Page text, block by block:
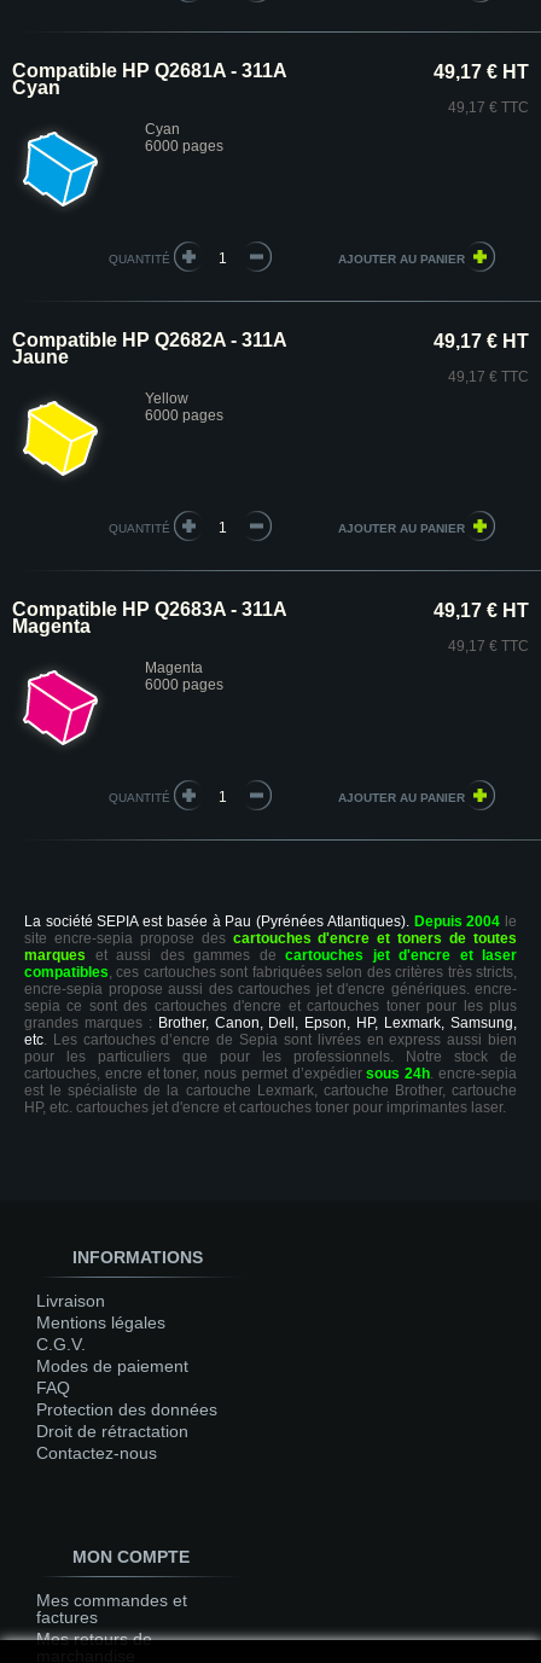
Compatible HP Q2681A - 311A
Cyan
Cyan
6000 pages
49,17 € HT
49,17 € TTC
QUANTITÉ
Compatible HP Q2682A - 311A
Jaune
Yellow
6000 pages
49,17 € HT
49,17 € TTC
QUANTITÉ
Compatible HP Q2683A - 311A
Magenta
Magenta
6000 pages
49,17 € HT
49,17 € TTC
QUANTITÉ
La société SEPIA est basée à Pau (Pyrénées Atlantiques). Depuis 2004 le
site encre-sepia propose des cartouches d'encre et toners de toutes
marques et aussi des gammes de cartouches jet d'encre et laser
compatibles, ces cartouches sont fabriquées selon des critères très stricts,
encre-sepia propose aussi des cartouches jet d'encre génériques. encre-
sepia ce sont des cartouches d'encre et cartouches toner pour les plus
grandes marques : Brother, Canon, Dell, Epson, HP, Lexmark, Samsung,
etc. Les cartouches d’encre de Sepia sont livrées en express aussi bien
pour les particuliers que pour les professionnels. Notre stock de
cartouches, encre et toner, nous permet d’expédiersous 24h. encre-sepia
est le spécialiste de la cartouche Lexmark, cartouche Brother, cartouche
HP, etc. cartouches jet d'encre et cartouches toner pour imprimantes laser.
INFORMATIONS
Livraison
Mentions légales
C.G.V.
Modes de paiement
FAQ
Protection des données
Droit de rétractation
Contactez-nous
MON COMPTE
Mes commandes et
factures
Mes retours de